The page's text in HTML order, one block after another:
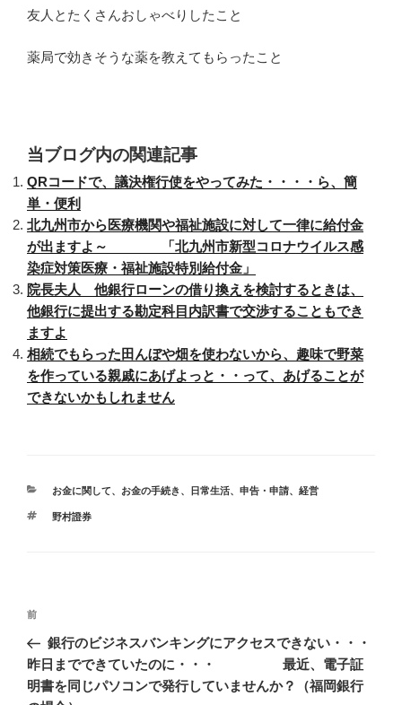
友人とたくさんおしゃべりしたこと
薬局で効きそうな薬を教えてもらったこと
当ブログ内の関連記事
QRコードで、議決権行使をやってみた・・・・ら、簡
単・便利
北九州市から医療機関や福祉施設に対して一律に給付金
が出ますよ～ 「北九州市新型コロナウイルス感
染症対策医療・福祉施設特別給付金」
院長夫人 他銀行ローンの借り換えを検討するときは、
他銀行に提出する勘定科目内訳書で交渉することもでき
ますよ
相続でもらった田んぼや畑を使わないから、趣味で野菜
を作っている親戚にあげよっと・・って、あげることが
できないかもしれません
カ
ゴ
お金に関して、 お金の手続き 、 日常生活、 申告・申請、 経営
タ
野村證券
投
ナ
ビ
前
の
投
稿
前
銀行のビジネスバンキングにアクセスできない・・・
昨日までできていたのに・・・ 最近、電子証
明書を同じパソコンで発行していませんか？（福岡銀行